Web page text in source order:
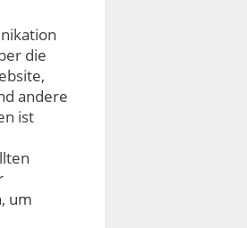
die
andere
ist
um